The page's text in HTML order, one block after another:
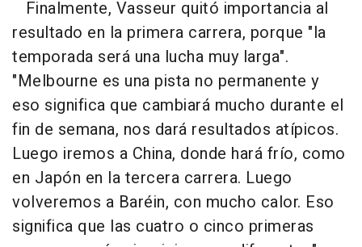
Finalmente, Vasseur quitó importancia al
resultado en la primera carrera, porque "la
temporada será una lucha muy larga".
"Melbourne es una pista no permanente y
eso significa que cambiará mucho durante el
fin de semana, nos dará resultados atípicos.
Luego iremos a China, donde hará frío, como
en Japón en la tercera carrera. Luego
volveremos a Baréin, con mucho calor. Eso
significa que las cuatro o cinco primeras